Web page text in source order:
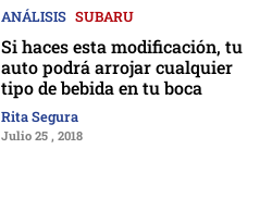
ANÁLISIS SUBARU
Si haces esta modificación, tu
auto podrá arrojar cualquier
tipo de bebida en tu boca
Rita Segura
Julio 25 , 2018